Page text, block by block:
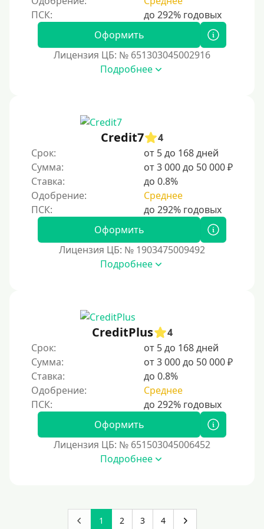
ичества.
Моментум (Momentum)
С помощью системы Контакт
Золотая Корона
С использованием системы быстрых платежей (СБП)
Без активации сервиса
Без участия банков
На сберкнижку
На дом срочно
Не выходя из дома
Без посещения офиса
В офисе
Бесплатное использование без списания средств с
Денежным переводом
По СМС
На электронный кошелек
На Юмани (ЮMoney)
Без привязки карты
Пополнение Киви-кошелька
Открыть кошелек Киви можно с 18 лет.
Оформить
Лицензия ЦБ: № 651303045002916
Подробнее
Credit7
4
Срок:
от 5 до 168 дней
Сумма:
от 3 000 до 50 000 ₽
Ставка:
до 0.8%
Одобрение:
Среднее
Оформить
Лицензия ЦБ: № 1903475009492
Подробнее
CreditPlus
4
Срок:
от 5 до 168 дней
Сумма:
от 3 000 до 50 000 ₽
Ставка:
до 0.8%
Одобрение:
Среднее
Оформить
Лицензия ЦБ: № 651503045006452
Подробнее
1 2 3 4